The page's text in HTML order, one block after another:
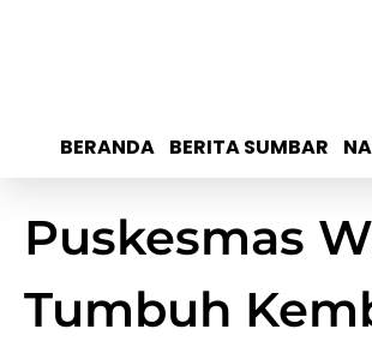
BERANDA BERITA SUMBAR
Puskesmas
Tumbuh